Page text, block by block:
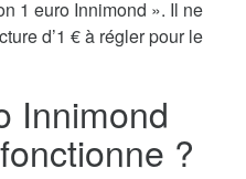
1 euro Innimond ». Il ne
d’1 € à régler pour le
Innimond
?